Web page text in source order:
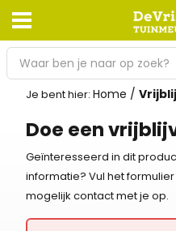
Afhalen en bezorgen
Garantie
Leveringsvoorwaarden
Zakelijk Werken bij
r
Je bent hier:Home /
Doe een
Geïnteresseerd in dit
informatie? Vul het
mogelijk contact met je op.